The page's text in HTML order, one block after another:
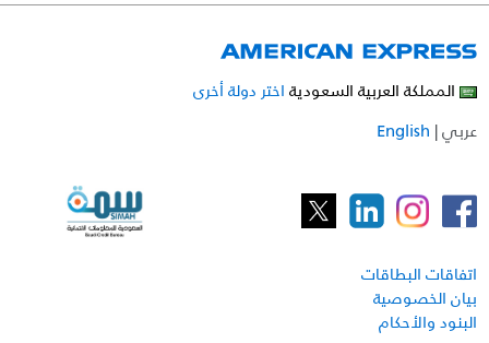
المملكة العربية السعودية اختر دولة أخرى
عربي|
English
اتفاقات البطاقات
بيان الخصوصية
البنود والأحكام